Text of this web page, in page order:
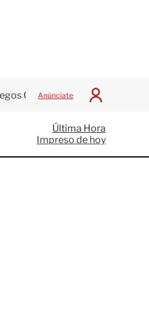
Centroamericanos
Anúnciate
I
c
i
a
Última Hora
Impreso de hoy